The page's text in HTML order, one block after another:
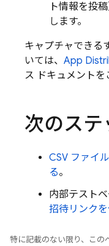
ト情報を投
します。
キャプチャできる
いては、 App
ス ドキュメントを
次のステ
CSV ファイ
る。
内部テスト
招待リンク
特に記載のない限り、この